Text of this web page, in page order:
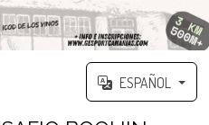
ESPAÑOL